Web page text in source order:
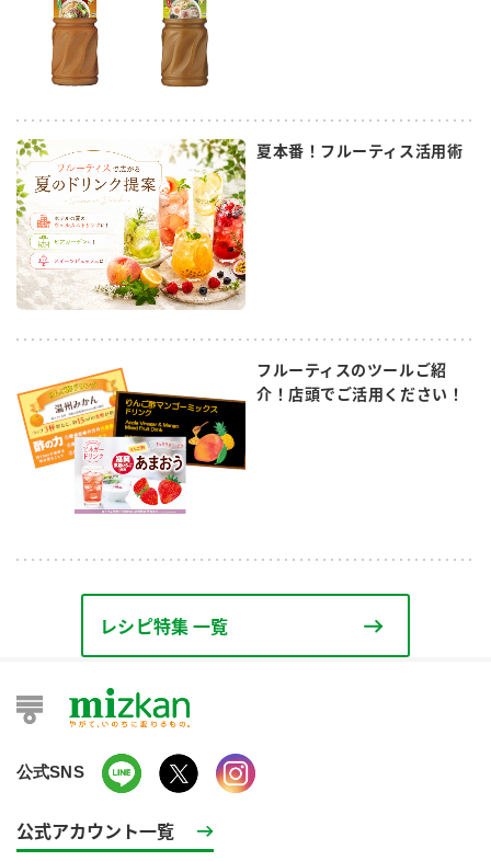
夏本番！フルーティス活用術
フルーティスのツールご紹
介！店頭でご活用ください！
レシピ特集 一覧
公式SNS
公式アカウント一覧